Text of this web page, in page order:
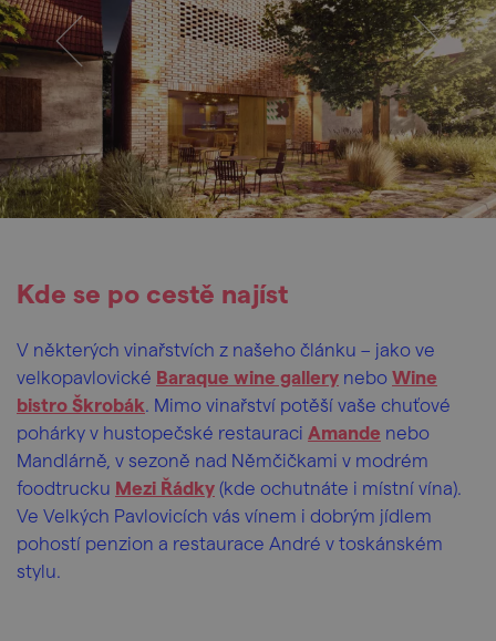
Kde se po cestě najíst
V některých vinařstvích z našeho článku – jako ve
velkopavlovické Baraque wine gallery nebo Wine
bistro Škrobák. Mimo vinařství potěší vaše chuťové
pohárky v hustopečské restauraci Amande nebo
Mandlárně, v sezoně nad Němčičkami v modrém
foodtrucku Mezi Řádky (kde ochutnáte i místní vína).
Ve Velkých Pavlovicích vás vínem i dobrým jídlem
pohostí penzion a restaurace André v toskánském
stylu.